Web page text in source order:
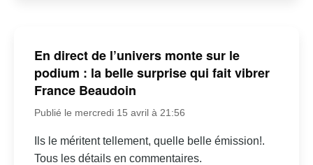
En direct de l’univers monte sur le
podium : la belle surprise qui fait vibrer
France Beaudoin
Publié le mercredi 15 avril à 21:56
Ils le méritent tellement, quelle belle émission!.
Tous les détails en commentaires.